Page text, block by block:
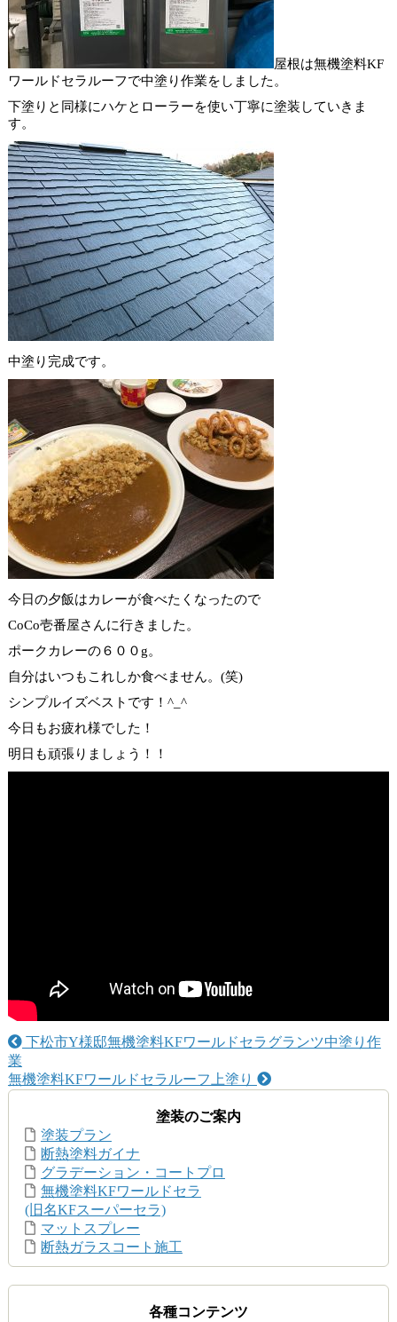
屋根は無機塗料KF
ワールドセラルーフで中塗り作業をしました。
下塗りと同様にハケとローラーを使い丁寧に塗装していきま
す。
中塗り完成です。
今日の夕飯はカレーが食べたくなったので
CoCo壱番屋さんに行きました。
ポークカレーの６００g。
自分はいつもこれしか食べません。(笑)
シンプルイズベストです！^_^
今日もお疲れ様でした！
明日も頑張りましょう！！
下松市Y様邸無機塗料KFワールドセラグランツ中塗り作
業
無機塗料KFワールドセラルーフ上塗り
塗装のご案内
塗装プラン
断熱塗料ガイナ
グラデーション・コートプロ
無機塗料KFワールドセラ
(旧名KFスーパーセラ)
マットスプレー
断熱ガラスコート施工
各種コンテンツ